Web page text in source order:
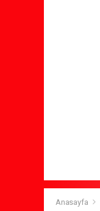
Anasayfa